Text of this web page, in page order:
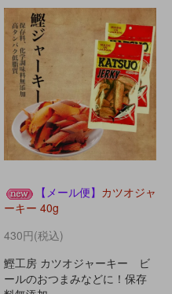
【メール便】 カツオジャ
ーキー 40g
430円(税込)
鰹工房 カツオジャーキー ビ
ールのおつまみなどに！保存